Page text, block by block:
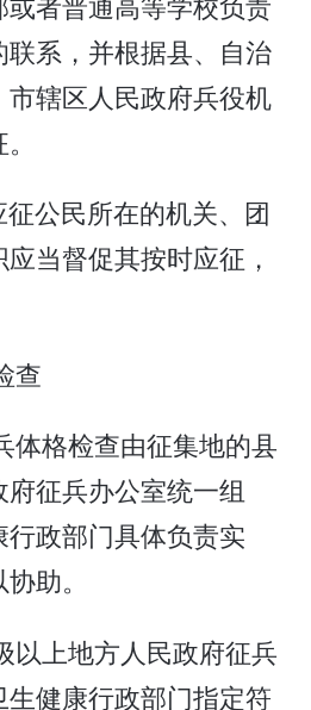
系，并根据县、自治
辖区人民政府兵役机
公民所在的机关、团
当督促其按时应征，
查
体格检查由征集地的县
征兵办公室统一组
政部门具体负责实
助。
以上地方人民政府征兵
健康行政部门指定符